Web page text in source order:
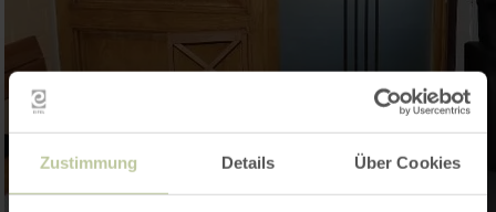
Zustimmung Details Über Cookies